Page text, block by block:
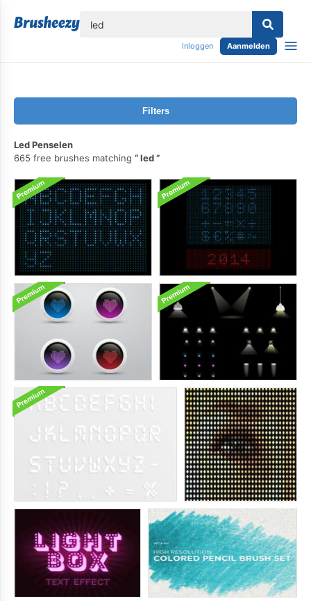
Inloggen Aanmelden
Filters
Led Penselen
665 free brushes matching
led